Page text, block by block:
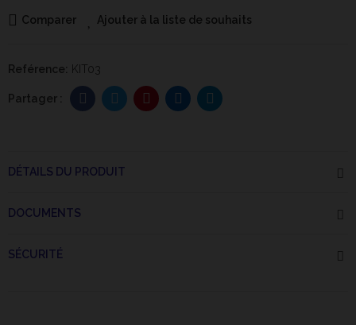
Comparer Ajouter à la liste de souhaits
Reférence: KIT03
DÉTAILS DU PRODUIT
DOCUMENTS
SÉCURITÉ